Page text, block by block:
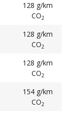
128 g/km
CO2
128 g/km
CO2
128 g/km
CO2
154 g/km
CO2